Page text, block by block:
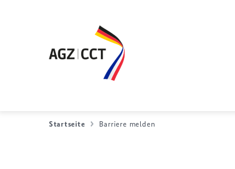
Startseite Barriere melden